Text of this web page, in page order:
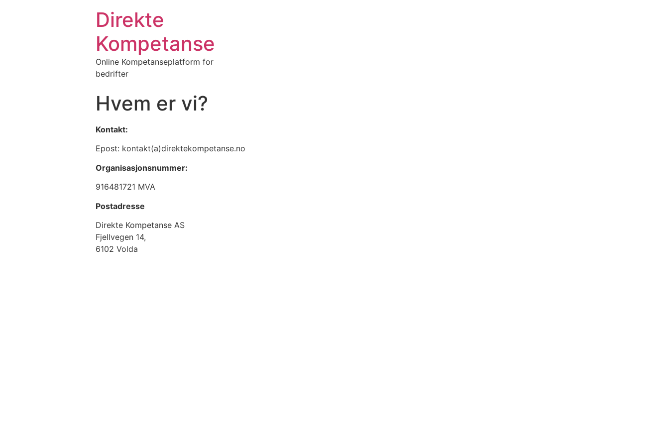
Direkte
Kompetanse
Online Kompetanseplatform for
bedrifter
Hvem er vi?
Kontakt:
Epost: kontakt(a)direktekompetanse.no
Organisasjonsnummer:
916481721 MVA
Postadresse
Direkte Kompetanse AS
Fjellvegen 14,
6102 Volda